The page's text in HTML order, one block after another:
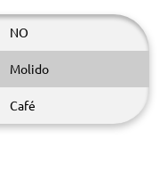
NO
Molido
Café